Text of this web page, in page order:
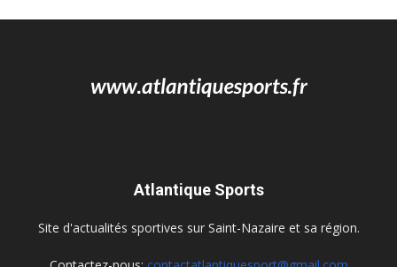
Atlantique Sports
Site d'actualités sportives sur Saint-Nazaire et sa région.